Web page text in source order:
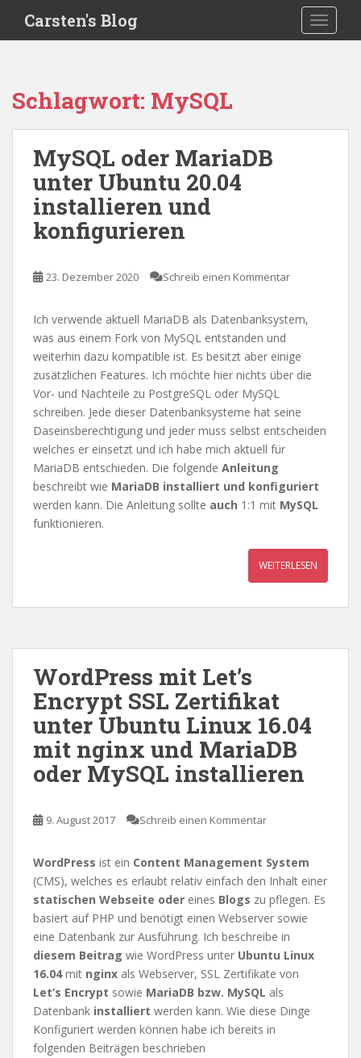
i
Carsten's Blog
Schlagwort: MySQL
MySQL oder MariaDB
unter Ubuntu 20.04
installieren und
konfigurieren
23. Dezember 2020 Schreib einen Kommentar
Ich verwende aktuell MariaDB als Datenbanksystem,
was aus einem Fork von MySQL entstanden und
weiterhin dazu kompatible ist. Es besitzt aber einige
zusätzlichen Features. Ich möchte hier nichts über die
Vor- und Nachteile zu PostgreSQL oder MySQL
schreiben. Jede dieser Datenbanksysteme hat seine
Daseinsberechtigung und jeder muss selbst entscheiden
welches er einsetzt und ich habe mich aktuell für
MariaDB entschieden. Die folgende Anleitung
beschreibt wie MariaDB installiert und konfiguriert
werden kann. Die Anleitung sollte auch 1:1 mit MySQL
funktionieren.
WEITERLESEN
WordPress mit Let’s
Encrypt SSL Zertifikat
unter Ubuntu Linux 16.04
mit nginx und MariaDB
oder MySQL installieren
9. August 2017 Schreib einen Kommentar
WordPress ist ein Content Management System
(CMS), welches es erlaubt relativ einfach den Inhalt einer
statischen Webseite oder eines Blogs zu pflegen. Es
basiert auf PHP und benötigt einen Webserver sowie
eine Datenbank zur Ausführung. Ich beschreibe in
diesem Beitrag wie WordPress unter Ubuntu Linux
16.04mit nginx als Webserver, SSL Zertifikate von
Let’s Encrypt sowie MariaDB bzw. MySQL als
Datenbank installiert werden kann. Wie diese Dinge
Konfiguriert werden können habe ich bereits in
folgenden Beiträgen beschrieben